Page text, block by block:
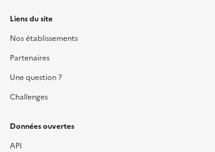
Liens du site
Nos établissements
Partenaires
Une question ?
Challenges
Données ouvertes
API